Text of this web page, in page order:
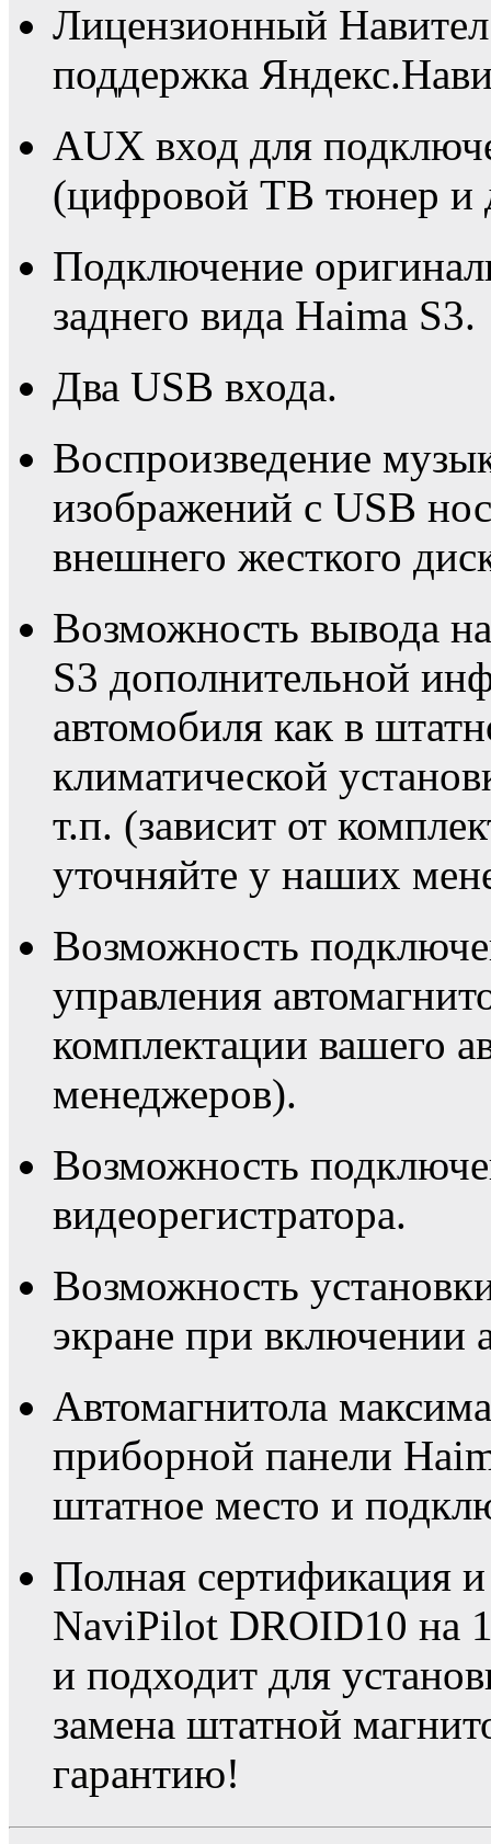
Лицензионный
поддержка
AUX вход для
(цифровой ТВ тюнер и
Подключение
заднего вида Haima S3.
Два USB входа.
Воспроизведение
изображений с USB
внешнего жесткого
Возможность вывода
S3 дополнительной
автомобиля как в
климатической
т.п. (зависит от
уточняйте у наших
Возможность
управления
комплектации вашего
менеджеров).
Возможность
видеорегистратора.
Возможность
экране при включении
Автомагнитола
приборной панели
штатное место и
Полная сертификация
NaviPilot DROID10 на
и подходит для
замена штатной
гарантию!